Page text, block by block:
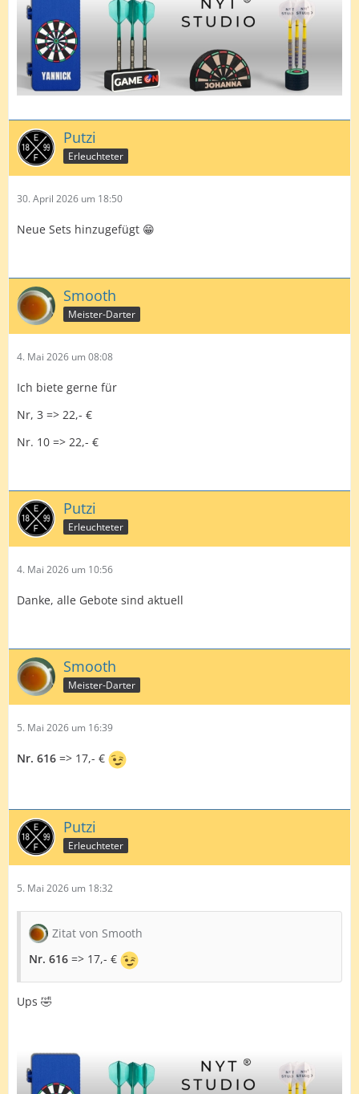
Putzi
Erleuchteter
30. April 2026 um 18:50
Neue Sets hinzugefügt 😁
Smooth
Meister-Darter
4. Mai 2026 um 08:08
Ich biete gerne für
Nr, 3 => 22,- €
Nr. 10 => 22,- €
Putzi
Erleuchteter
4. Mai 2026 um 10:56
Danke, alle Gebote sind aktuell
Smooth
Meister-Darter
5. Mai 2026 um 16:39
Nr. 616 => 17,- €
Putzi
Erleuchteter
5. Mai 2026 um 18:32
Zitat von Smooth
Nr. 616 => 17,- €
Ups 🤣